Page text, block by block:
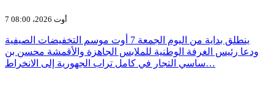
7 أوت 2026، 08:00
ينطلق بداية من اليوم الجمعة 7 أوت موسم التخفيضات الصيفية
ودعا رئيس الغرفة الوطنية للملابس الجاهزة والأقمشة محسن بن
ساسي التجار في كامل تراب الجهورية إلى الانخراط…